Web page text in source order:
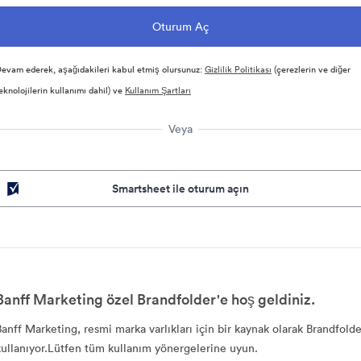
ederek, aşağıdakileri kabul etmiş olursunuz:Gizlilik Politikası (çerezlerin ve diğer
kullanımı dahil) ve Kullanım Şartları
Veya
Smartsheet ile oturum açın
Marketing özel Brandfolder'e hoş geldiniz.
Marketing, resmi marka varlıkları için bir kaynak olarak
tüm kullanım yönergelerine uyun.